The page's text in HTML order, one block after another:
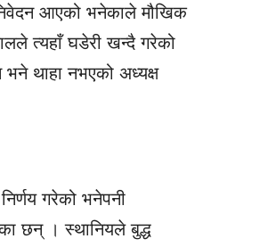
आएको भनेकाले मौखिक
त्यहाँ घडेरी खन्दै गरेको
थाहा नभएको अध्यक्ष
गरेको भनेपनी
छन् । स्थानियले बुद्ध